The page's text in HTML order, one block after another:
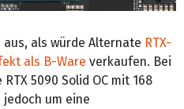
als würde Alternate RTX-
als B-Ware verkaufen. Bei
5090 Solid OC mit 168
um eine